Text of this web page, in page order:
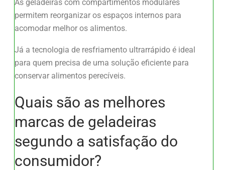
As geladeiras com compartimentos modulares
permitem reorganizar os espaços internos para
acomodar melhor os alimentos.
Já a tecnologia de resfriamento ultrarrápido é ideal
para quem precisa de uma solução eficiente para
conservar alimentos perecíveis.
Quais são as melhores
marcas de geladeiras
segundo a satisfação do
consumidor?